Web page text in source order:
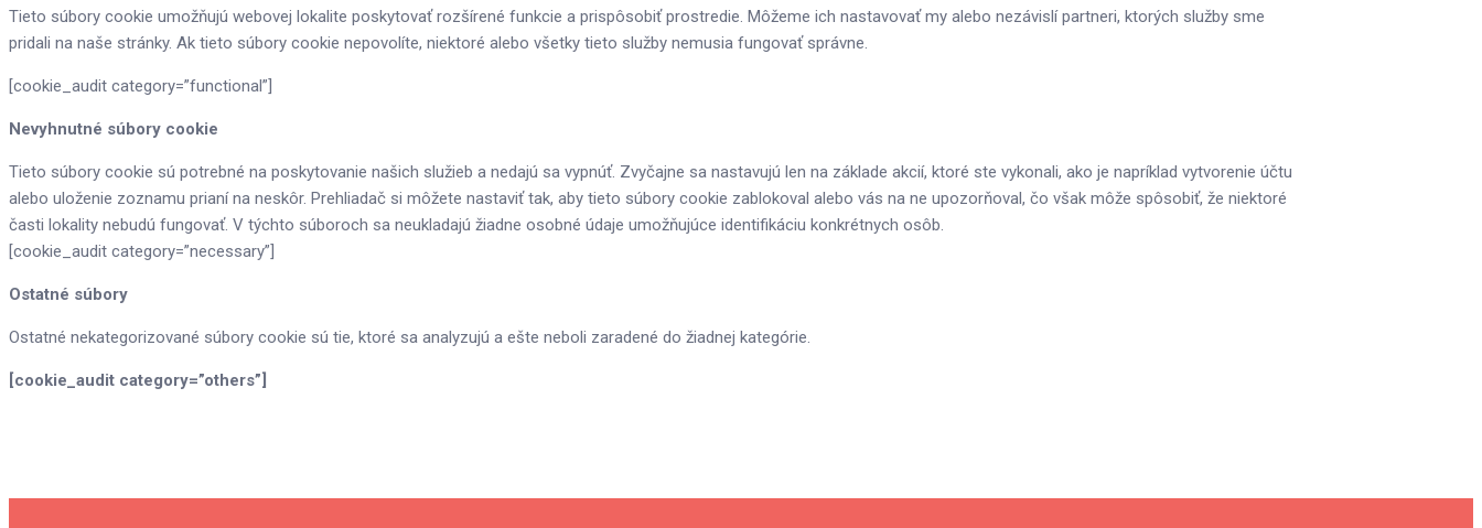
Tieto súbory cookie umožňujú webovej lokalite poskytovať rozšírené funkcie a prispôsobiť prostredie. Môžeme ich nastavovať my alebo nezávislí partneri, ktorých služby sme
pridali na naše stránky. Ak tieto súbory cookie nepovolíte, niektoré alebo všetky tieto služby nemusia fungovať správne.
[cookie_audit category=”functional”]
Nevyhnutné súbory cookie
Tieto súbory cookie sú potrebné na poskytovanie našich služieb a nedajú sa vypnúť. Zvyčajne sa nastavujú len na základe akcií, ktoré ste vykonali, ako je napríklad vytvorenie účtu
alebo uloženie zoznamu prianí na neskôr. Prehliadač si môžete nastaviť tak, aby tieto súbory cookie zablokoval alebo vás na ne upozorňoval, čo však môže spôsobiť, že niektoré
časti lokality nebudú fungovať. V týchto súboroch sa neukladajú žiadne osobné údaje umožňujúce identifikáciu konkrétnych osôb.
[cookie_audit category=”necessary”]
Ostatné súbory
Ostatné nekategorizované súbory cookie sú tie, ktoré sa analyzujú a ešte neboli zaradené do žiadnej kategórie.
[cookie_audit category=”others”]